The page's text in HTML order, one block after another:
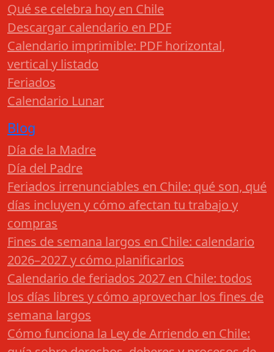
Qué se celebra hoy en Chile
Descargar calendario en PDF
Calendario imprimible: PDF horizontal,
vertical y listado
Feriados
Calendario Lunar
Blog
Día de la Madre
Día del Padre
Feriados irrenunciables en Chile: qué son, qué
días incluyen y cómo afectan tu trabajo y
compras
Fines de semana largos en Chile: calendario
2026–2027 y cómo planificarlos
Calendario de feriados 2027 en Chile: todos
los días libres y cómo aprovechar los fines de
semana largos
Cómo funciona la Ley de Arriendo en Chile: